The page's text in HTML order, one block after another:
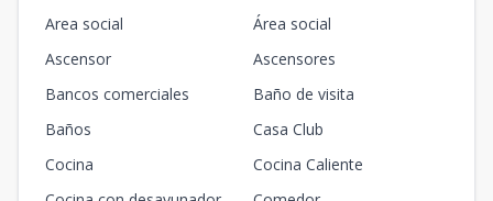
Area social
Área social
Ascensor
Ascensores
Bancos comerciales
Baño de visita
Baños
Casa Club
Cocina
Cocina Caliente